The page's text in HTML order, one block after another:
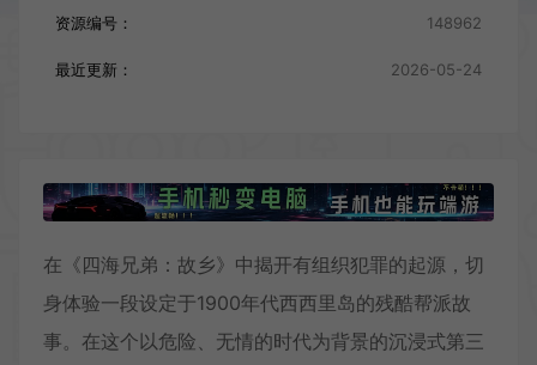
资源编号： 148962
最近更新： 2026-05-24
在《四海兄弟：故乡》中揭开有组织犯罪的起源，切
身体验一段设定于1900年代西西里岛的残酷帮派故
事。在这个以危险、无情的时代为背景的沉浸式第三